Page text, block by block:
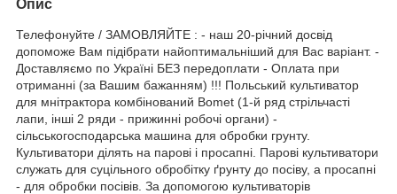
Опис
Телефонуйте / ЗАМОВЛЯЙТЕ : - наш 20-річний досвід
допоможе Вам підібрати найоптимальніший для Вас варіант. -
Доставляємо по Україні БЕЗ передоплати - Оплата при
отриманні (за Вашим бажанням) !!! Польський культиватор
для мнітрактора комбінований Bomet (1-й ряд стрільчасті
лапи, інші 2 ряди - прижинні робочі органи) -
сільськогосподарська машина для обробки грунту.
Культиватори ділять на парові і просапні. Парові культиватори
служать для суцільного обробітку ґрунту до посіву, а просапні
- для обробки посівів. За допомогою культиваторів